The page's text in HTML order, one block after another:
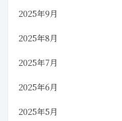
2025年9月
2025年8月
2025年7月
2025年6月
2025年5月